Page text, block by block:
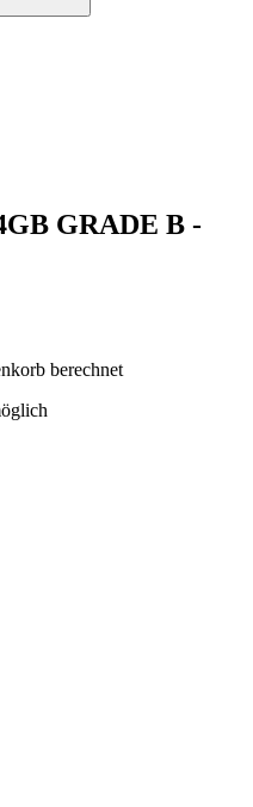
GRADE B -
berechnet